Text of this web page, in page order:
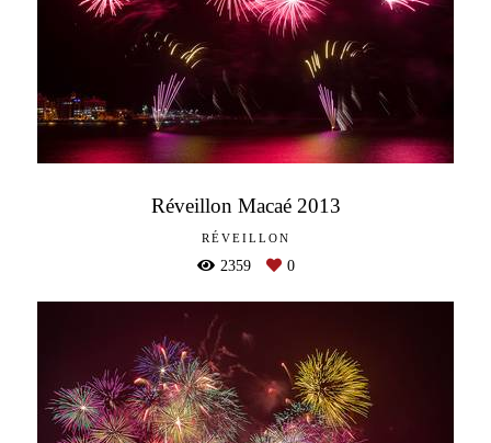
Réveillon Macaé 2013
RÉVEILLON
2359 0